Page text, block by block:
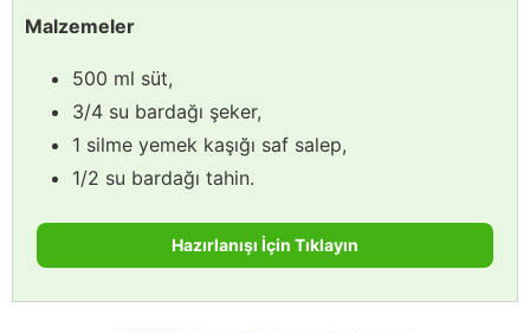
Malzemeler
500 ml süt,
3/4 su bardağı şeker,
1 silme yemek kaşığı saf salep,
1/2 su bardağı tahin.
Hazırlanışı İçin Tıklayın